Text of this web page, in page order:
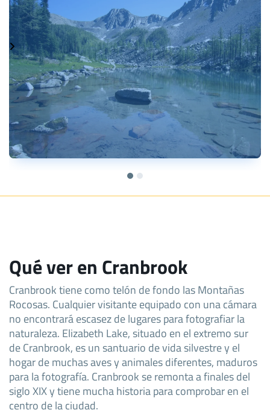
Qué ver en Cranbrook
Cranbrook tiene como telón de fondo las Montañas
Rocosas. Cualquier visitante equipado con una cámara
no encontrará escasez de lugares para fotografiar la
naturaleza. Elizabeth Lake, situado en el extremo sur
de Cranbrook, es un santuario de vida silvestre y el
hogar de muchas aves y animales diferentes, maduros
para la fotografía. Cranbrook se remonta a finales del
siglo XIX y tiene mucha historia para comprobar en el
centro de la ciudad.